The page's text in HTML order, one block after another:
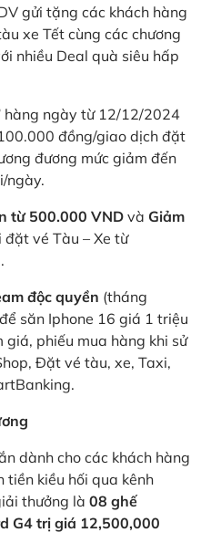
gửi tặng các khách hàng
xe Tết cùng các chương
nhiều Deal quà siêu hấp
hàng ngày từ 12/12/2024
đồng/giao dịch đặt
đương mức giảm đến
ngày.
từ 500.000 VND và Giảm
vé Tàu – Xe từ
độc quyền (tháng
săn Iphone 16 giá 1 triệu
phiếu mua hàng khi sử
Đặt vé tàu, xe, Taxi,
dành cho các khách hàng
tiền kiều hối qua kênh
thưởng là 08 ghế
G4 trị giá 12,500,000